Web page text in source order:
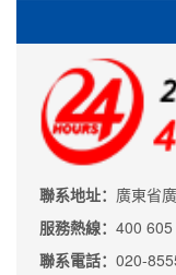
聯系地址： 廣東省
服務熱線： 400
聯系電話： 020-